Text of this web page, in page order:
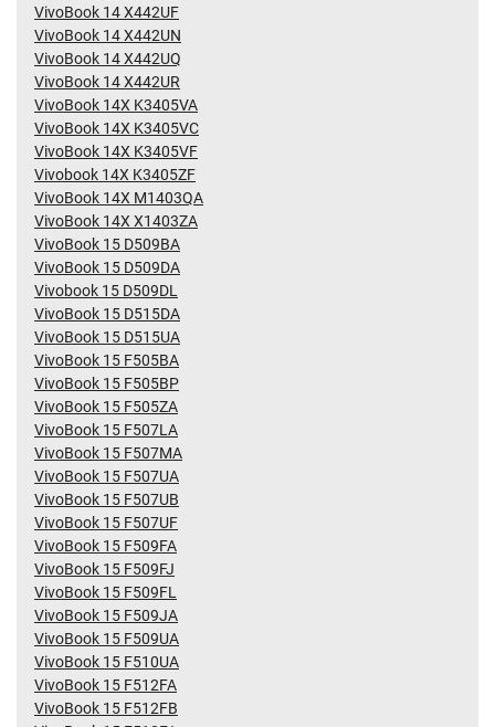
VivoBook 14 X442UF
VivoBook 14 X442UN
VivoBook 14 X442UQ
VivoBook 14 X442UR
VivoBook 14X K3405VA
VivoBook 14X K3405VC
VivoBook 14X K3405VF
Vivobook 14X K3405ZF
VivoBook 14X M1403QA
VivoBook 14X X1403ZA
VivoBook 15 D509BA
VivoBook 15 D509DA
Vivobook 15 D509DL
VivoBook 15 D515DA
VivoBook 15 D515UA
VivoBook 15 F505BA
VivoBook 15 F505BP
VivoBook 15 F505ZA
VivoBook 15 F507LA
VivoBook 15 F507MA
VivoBook 15 F507UA
VivoBook 15 F507UB
VivoBook 15 F507UF
VivoBook 15 F509FA
VivoBook 15 F509FJ
VivoBook 15 F509FL
VivoBook 15 F509JA
VivoBook 15 F509UA
VivoBook 15 F510UA
VivoBook 15 F512FA
VivoBook 15 F512FB